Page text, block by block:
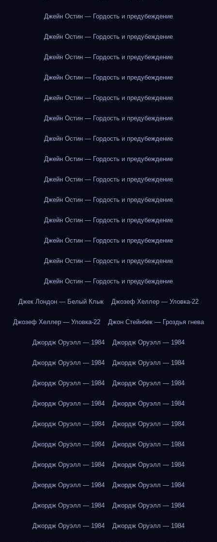
Джейн Остин — Гордость и предубеждение
Джейн Остин — Гордость и предубеждение
Джейн Остин — Гордость и предубеждение
Джейн Остин — Гордость и предубеждение
Джейн Остин — Гордость и предубеждение
Джейн Остин — Гордость и предубеждение
Джейн Остин — Гордость и предубеждение
Джейн Остин — Гордость и предубеждение
Джейн Остин — Гордость и предубеждение
Джейн Остин — Гордость и предубеждение
Джейн Остин — Гордость и предубеждение
Джейн Остин — Гордость и предубеждение
Джейн Остин — Гордость и предубеждение
Джейн Остин — Гордость и предубеждение
Джек Лондон — Белый Клык Джозеф Хеллер — Уловка-22
Джозеф Хеллер — Уловка-22 Джон Стейнбек — Гроздья гнева
Джордж Оруэлл — 1984 Джордж Оруэлл — 1984
Джордж Оруэлл — 1984 Джордж Оруэлл — 1984
Джордж Оруэлл — 1984 Джордж Оруэлл — 1984
Джордж Оруэлл — 1984 Джордж Оруэлл — 1984
Джордж Оруэлл — 1984 Джордж Оруэлл — 1984
Джордж Оруэлл — 1984 Джордж Оруэлл — 1984
Джордж Оруэлл — 1984 Джордж Оруэлл — 1984
Джордж Оруэлл — 1984 Джордж Оруэлл — 1984
Джордж Оруэлл — 1984 Джордж Оруэлл — 1984
Джордж Оруэлл — 1984 Джордж Оруэлл — 1984